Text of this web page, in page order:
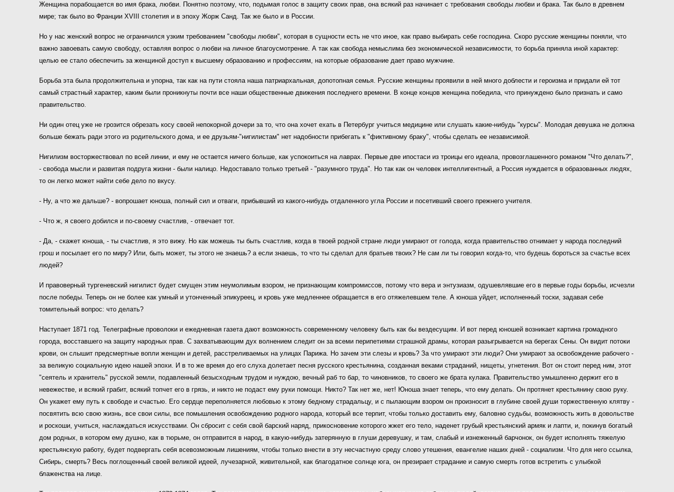
Женщина порабощается во имя брака, любви. Понятно поэтому, что, подымая голос в защиту своих прав, она всякий раз начинает с требования свободы любви и брака. Так было в древнем
мире; так было во Франции XVIII столетия и в эпоху Жорж Санд. Так же было и в России.
Но у нас женский вопрос не ограничился узким требованием "свободы любви", которая в сущности есть не что иное, как право выбирать себе господина. Скоро русские женщины поняли, что
важно завоевать самую свободу, оставляя вопрос о любви на личное благоусмотрение. А так как свобода немыслима без экономической независимости, то борьба приняла иной характер:
целью ее стало обеспечить за женщиной доступ к высшему образованию и профессиям, на которые образование дает право мужчине.
Борьба эта была продолжительна и упорна, так как на пути стояла наша патриархальная, допотопная семья. Русские женщины проявили в ней много доблести и героизма и придали ей тот
самый страстный характер, каким были проникнуты почти все наши общественные движения последнего времени. В конце концов женщина победила, что принуждено было признать и само
правительство.
Ни один отец уже не грозится обрезать косу своей непокорной дочери за то, что она хочет ехать в Петербург учиться медицине или слушать какие-нибудь "курсы". Молодая девушка не должна
больше бежать ради этого из родительского дома, и ее друзьям-"нигилистам" нет надобности прибегать к "фиктивному браку", чтобы сделать ее независимой.
Нигилизм восторжествовал по всей линии, и ему не остается ничего больше, как успокоиться на лаврах. Первые две ипостаси из троицы его идеала, провозглашенного романом "Что делать?",
- свобода мысли и развитая подруга жизни - были налицо. Недоставало только третьей - "разумного труда". Но так как он человек интеллигентный, а Россия нуждается в образованных людях,
то он легко может найти себе дело по вкусу.
- Ну, а что же дальше? - вопрошает юноша, полный сил и отваги, прибывший из какого-нибудь отдаленного угла России и посетивший своего прежнего учителя.
- Что ж, я своего добился и по-своему счастлив, - отвечает тот.
- Да, - скажет юноша, - ты счастлив, я это вижу. Но как можешь ты быть счастлив, когда в твоей родной стране люди умирают от голода, когда правительство отнимает у народа последний
грош и посылает его по миру? Или, быть может, ты этого не знаешь? а если знаешь, то что ты сделал для братьев твоих? Не сам ли ты говорил когда-то, что будешь бороться за счастье всех
людей?
И правоверный тургеневский нигилист будет смущен этим неумолимым взором, не признающим компромиссов, потому что вера и энтузиазм, одушевлявшие его в первые годы борьбы, исчезли
после победы. Теперь он не более как умный и утонченный эпикуреец, и кровь уже медленнее обращается в его отяжелевшем теле. А юноша уйдет, исполненный тоски, задавая себе
томительный вопрос: что делать?
Наступает 1871 год. Телеграфные проволоки и ежедневная газета дают возможность современному человеку быть как бы вездесущим. И вот перед юношей возникает картина громадного
города, восставшего на защиту народных прав. С захватывающим дух волнением следит он за всеми перипетиями страшной драмы, которая разыгрывается на берегах Сены. Он видит потоки
крови, он слышит предсмертные вопли женщин и детей, расстреливаемых на улицах Парижа. Но зачем эти слезы и кровь? За что умирают эти люди? Они умирают за освобождение рабочего -
за великую социальную идею нашей эпохи. И в то же время до его слуха долетает песня русского крестьянина, созданная веками страданий, нищеты, угнетения. Вот он стоит перед ним, этот
"сеятель и хранитель" русской земли, подавленный безысходным трудом и нуждою, вечный раб то бар, то чиновников, то своего же брата кулака. Правительство умышленно держит его в
невежестве, и всякий грабит, всякий топчет его в грязь, и никто не подаст ему руки помощи. Никто? Так нет же, нет! Юноша знает теперь, что ему делать. Он протянет крестьянину свою руку.
Он укажет ему путь к свободе и счастью. Его сердце переполняется любовью к этому бедному страдальцу, и с пылающим взором он произносит в глубине своей души торжественную клятву -
посвятить всю свою жизнь, все свои силы, все помышления освобождению родного народа, который все терпит, чтобы только доставить ему, баловню судьбы, возможность жить в довольстве
и роскоши, учиться, наслаждаться искусствами. Он сбросит с себя свой барский наряд, прикосновение которого жжет его тело, наденет грубый крестьянский армяк и лапти, и, покинув богатый
дом родных, в котором ему душно, как в тюрьме, он отправится в народ, в какую-нибудь затерянную в глуши деревушку, и там, слабый и изнеженный барчонок, он будет исполнять тяжелую
крестьянскую работу, будет подвергать себя всевозможным лишениям, чтобы только внести в эту несчастную среду слово утешения, евангелие наших дней - социализм. Что для него ссылка,
Сибирь, смерть? Весь поглощенный своей великой идеей, лучезарной, живительной, как благодатное солнце юга, он презирает страдание и самую смерть готов встретить с улыбкой
блаженства на лице.